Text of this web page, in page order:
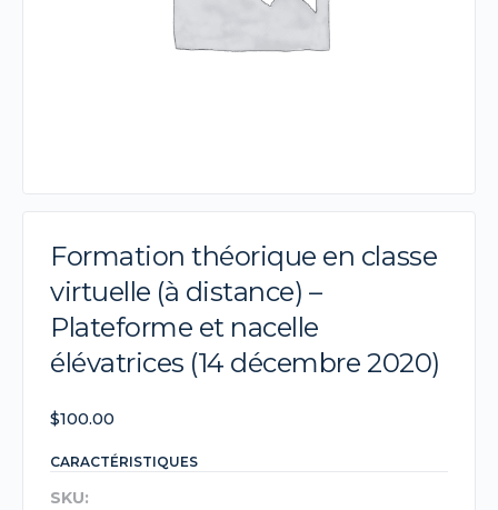
Formation théorique en classe
virtuelle (à distance) –
Plateforme et nacelle
élévatrices (14 décembre 2020)
$100.00
CARACTÉRISTIQUES
SKU: